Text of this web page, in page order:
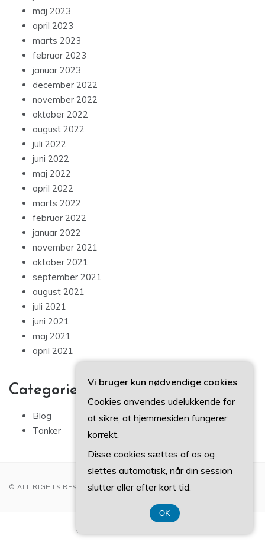
maj 2023
april 2023
marts 2023
februar 2023
januar 2023
december 2022
november 2022
oktober 2022
august 2022
juli 2022
juni 2022
maj 2022
april 2022
marts 2022
februar 2022
januar 2022
november 2021
oktober 2021
september 2021
august 2021
juli 2021
juni 2021
maj 2021
april 2021
Categories
Blog
Tanker
© ALL RIGHTS RESERVED 2022
CVR-Nummer 374 077 39
Vi bruger kun nødvendige cookies
Cookies anvendes udelukkende for
at sikre, at hjemmesiden fungerer
korrekt.
Disse cookies sættes af os og
slettes automatisk, når din session
slutter eller efter kort tid.
OK